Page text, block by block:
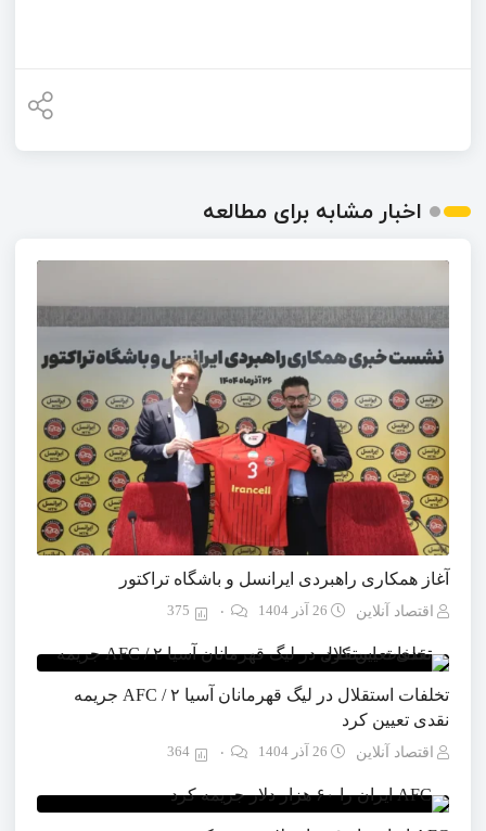
اخبار مشابه برای مطالعه
آغاز همکاری راهبردی ایرانسل و باشگاه تراکتور
اقتصاد آنلاین 26 آذر 1404 375
تخلفات استقلال در لیگ قهرمانان آسیا ۲ / AFC جریمه
نقدی تعیین کرد
اقتصاد آنلاین 26 آذر 1404 364